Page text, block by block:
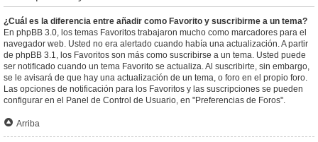
¿Cuál es la diferencia entre añadir como Favorito y suscribirme a un tema?
En phpBB 3.0, los temas Favoritos trabajaron mucho como marcadores para el
navegador web. Usted no era alertado cuando había una actualización. A partir
de phpBB 3.1, los Favoritos son más como suscribirse a un tema. Usted puede
ser notificado cuando un tema Favorito se actualiza. Al suscribirte, sin embargo,
se le avisará de que hay una actualización de un tema, o foro en el propio foro.
Las opciones de notificación para los Favoritos y las suscripciones se pueden
configurar en el Panel de Control de Usuario, en "Preferencias de Foros".
Arriba